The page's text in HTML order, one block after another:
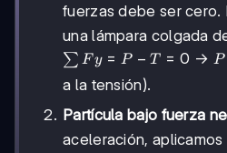
fuerzas debe ser cero.
una lámpara colgada
\sum Fy =
P - T = 0
\rightarrow
P = T
∑ Fy = P − T = 0 → P
a la tensión).
Partícula bajo fuerza
aceleración,